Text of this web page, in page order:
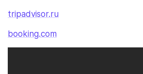
tripadvisor.ru
booking.com